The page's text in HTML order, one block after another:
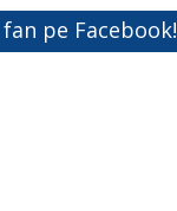
pe Facebook!